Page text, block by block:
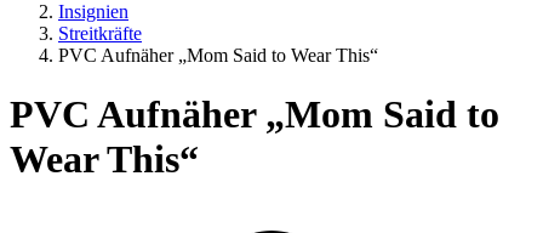
Insignien
Streitkräfte
PVC Aufnäher „Mom Said to Wear This“
PVC Aufnäher „Mom Said to
Wear This“